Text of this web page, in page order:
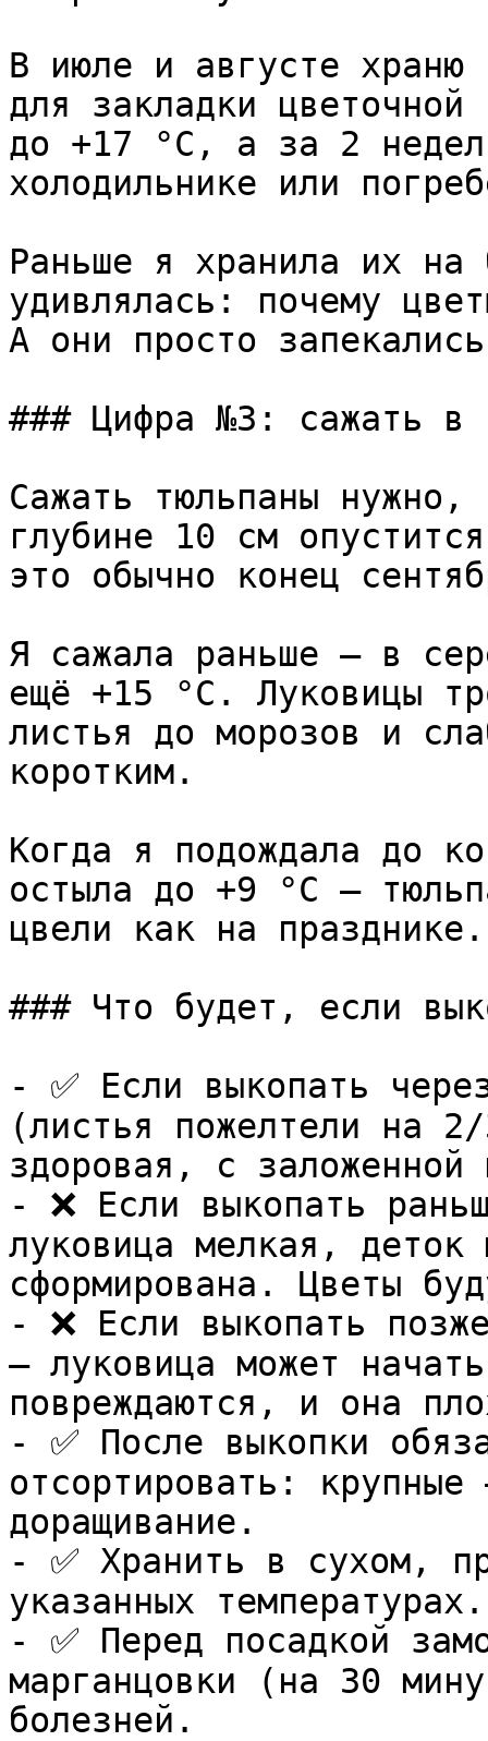
В июле и августе храню
для закладки
до +17 °C, а за 2
холодильнике или
Раньше я хранила их на
удивлялась: почему
А они просто
### Цифра №3: сажать в
Сажать тюльпаны нужно,
глубине 10 см
это обычно конец
Я сажала раньше — в
ещё +15 °C. Луковицы
листья до морозов и
коротким.
Когда я подождала до
остыла до +9 °C —
цвели как на празднике.
### Что будет, если
- ✅ Если выкопать
(листья пожелтели на
здоровая, с заложенной
- ❌ Если выкопать
луковица мелкая,
сформирована. Цветы
- ❌ Если выкопать
— луковица может
повреждаются, и она
- ✅ После выкопки
отсортировать:
доращивание.
- ✅ Хранить в сухом,
указанных температурах.
- ✅ Перед посадкой
марганцовки (на 30
болезней.